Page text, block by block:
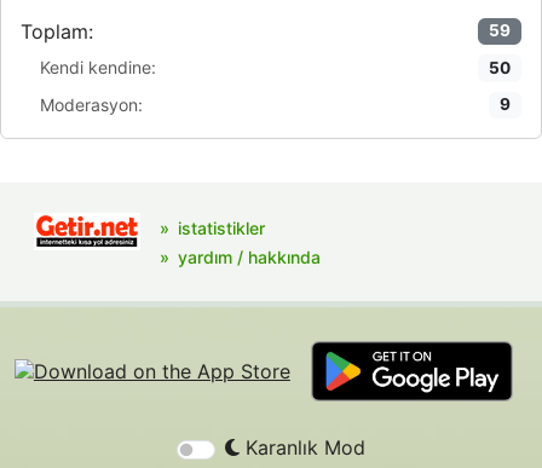
Toplam:
59
Kendi kendine: 50
Moderasyon: 9
istatistikler
yardım / hakkında
Karanlık Mod